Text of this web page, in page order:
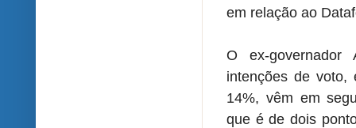
em relação ao
O ex-governador
intenções de
14%, vêm em
que é de dois